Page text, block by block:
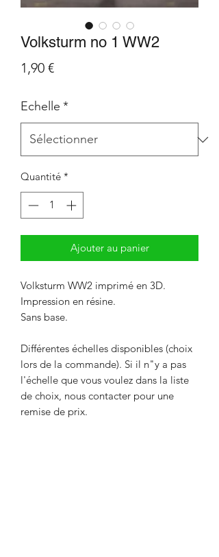
Volksturm no 1 WW2
1,90 €Prix
Echelle *
Quantité *
Ajouter au panier
Volksturm WW2 imprimé en 3D.
Impression en résine.
Sans base.
Différentes échelles disponibles (choix
lors de la commande). Si il n"y a pas
l'échelle que vous voulez dans la liste
de choix, nous contacter pour une
remise de prix.